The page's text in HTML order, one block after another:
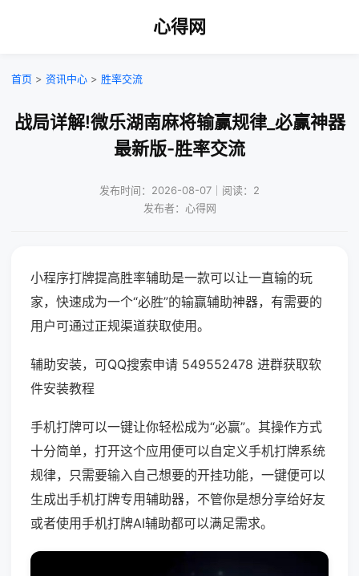
心得网
首页 > 资讯中心 > 胜率交流
战局详解!微乐湖南麻将输赢规律_必赢神器
最新版-胜率交流
发布时间：2026-08-07｜阅读：2
发布者：心得网
小程序打牌提高胜率辅助是一款可以让一直输的玩
家，快速成为一个“必胜”的输赢辅助神器，有需要的
用户可通过正规渠道获取使用。
辅助安装，可QQ搜索申请 549552478 进群获取软
件安装教程
手机打牌可以一键让你轻松成为“必赢”。其操作方式
十分简单，打开这个应用便可以自定义手机打牌系统
规律，只需要输入自己想要的开挂功能，一键便可以
生成出手机打牌专用辅助器，不管你是想分享给好友
或者使用手机打牌AI辅助都可以满足需求。